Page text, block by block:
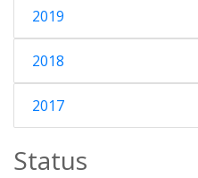
2019
2018
2017
Status